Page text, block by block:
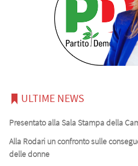
ULTIME NEWS
Presentato alla Sala Stampa della
Alla Rodari un confronto sulle
delle donne